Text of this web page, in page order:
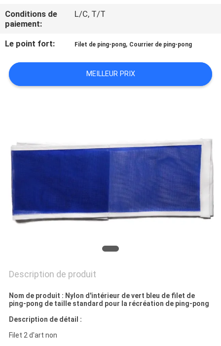
CONTRÔLE
DE
LA
QUALITÉ
DEMANDEZ
UN
DEVIS
PLAN
PRIVACY
POLICY
Conditions de
paiement:
L/C, T/T
Le point fort: Filet de ping-pong, Courrier de ping-pong
MEILLEUR PRIX
Description de produit
Nom de produit : Nylon d'intérieur de vert bleu de filet de
ping-pong de taille standard pour la récréation de ping-pong
Description de détail :
Filet 2 d'art non